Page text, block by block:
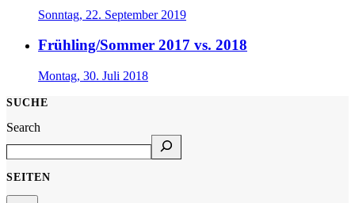
Sonntag, 22. September 2019
Frühling/Sommer 2017 vs. 2018
Montag, 30. Juli 2018
SUCHE
Search
SEITEN